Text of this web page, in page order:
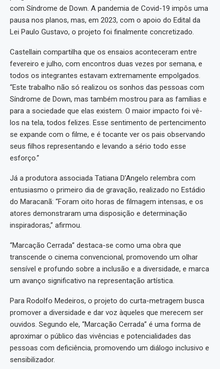
com Síndrome de Down. A pandemia de Covid-19 impôs uma
pausa nos planos, mas, em 2023, com o apoio do Edital da
Lei Paulo Gustavo, o projeto foi finalmente concretizado.
Castellain compartilha que os ensaios aconteceram entre
fevereiro e julho, com encontros duas vezes por semana, e
todos os integrantes estavam extremamente empolgados.
“Este trabalho não só realizou os sonhos das pessoas com
Síndrome de Down, mas também mostrou para as famílias e
para a sociedade que elas existem. O maior impacto foi vê-
los na tela, todos felizes. Esse sentimento de pertencimento
se expande com o filme, e é tocante ver os pais observando
seus filhos representando e levando a sério todo esse
esforço.”
Já a produtora associada Tatiana D’Angelo relembra com
entusiasmo o primeiro dia de gravação, realizado no Estádio
do Maracanã: “Foram oito horas de filmagem intensas, e os
atores demonstraram uma disposição e determinação
inspiradoras,” afirmou.
“Marcação Cerrada” destaca-se como uma obra que
transcende o cinema convencional, promovendo um olhar
sensível e profundo sobre a inclusão e a diversidade, e marca
um avanço significativo na representação artística.
Para Rodolfo Medeiros, o projeto do curta-metragem busca
promover a diversidade e dar voz àqueles que merecem ser
ouvidos. Segundo ele, “Marcação Cerrada” é uma forma de
aproximar o público das vivências e potencialidades das
pessoas com deficiência, promovendo um diálogo inclusivo e
sensibilizador.